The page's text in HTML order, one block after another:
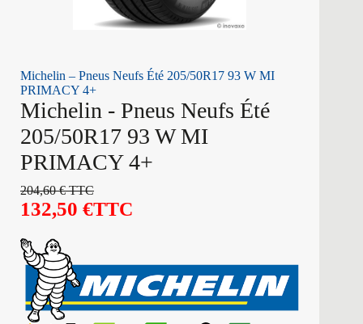
Michelin – Pneus Neufs Été 205/50R17 93 W MI
PRIMACY 4+
Michelin - Pneus Neufs Été
205/50R17 93 W MI
PRIMACY 4+
204,60€TTC
132,50 €TTC